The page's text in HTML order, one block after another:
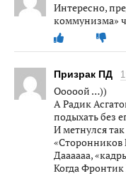
Интересно,
коммунизма»
Призрак ПД
Ооооой …))
А Радик
подыхать без
И метнулся
«Сторонников
Даааааа,
Когда Фронтик